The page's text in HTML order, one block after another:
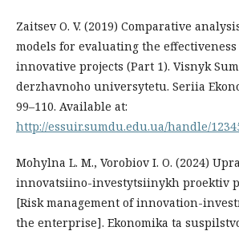
Zaitsev O. V. (2019) Comparative
models for evaluating the
innovative projects (Part 1). Visnyk
derzhavnoho universytetu. Seriia
99–110. Available at:
http://essuir.sumdu.edu.ua/handle/
Mohylna L. M., Vorobiov I. O. (2024)
innovatsiino-investytsiinykh proektiv
[Risk management of innovation-
the enterprise]. Ekonomika ta